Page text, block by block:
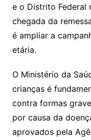
e o Distrito Federal
chegada da
é ampliar a
etária.
O Ministério da
crianças é
contra formas
por causa da
aprovados pela